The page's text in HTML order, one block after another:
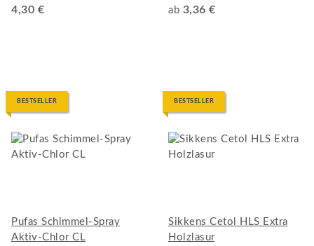
4,30 €
ab 3,36 €
BESTSELLER
Pufas Schimmel-Spray
Aktiv-Chlor CL
BESTSELLER
Sikkens Cetol HLS Extra
Holzlasur